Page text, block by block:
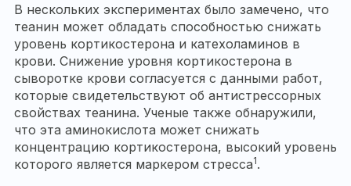
В нескольких экспериментах было замечено, что
теанин может обладать способностью снижать
уровень кортикостерона и катехоламинов в
крови. Снижение уровня кортикостерона в
сыворотке крови согласуется с данными работ,
которые свидетельствуют об антистрессорных
свойствах теанина. Ученые также обнаружили,
что эта аминокислота может снижать
концентрацию кортикостерона, высокий уровень
которого является маркером стресса1.